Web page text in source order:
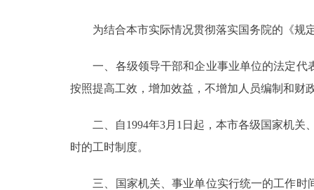
便民服务
中介服务
为结合本市实际情况贯彻落实国务院的《规
一、各级领导干部和企业事业单位的法定代
按照提高工效，增加效益，不增加人员编制和财
二、自1994年3月1日起，本市各级国家机关
时的工时制度。
三、国家机关、事业单位实行统一的工作时